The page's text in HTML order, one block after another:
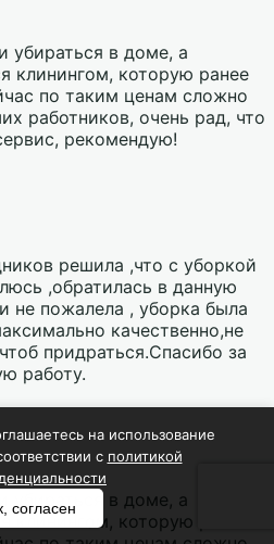
убираться в доме, а
клинингом, которую ранее
по таким ценам сложно
работников, очень рад, что
рекомендую!
решила ,что с уборкой
,обратилась в данную
не пожалела , уборка была
качественно,не
придраться.Спасибо за
работу.
убираться в доме, а
которую ранее
на использование
с политикой
согласен